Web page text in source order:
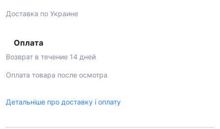
Доставка по Украине
Оплата
Возврат в течение 14 дней
Оплата товара после осмотра
Детальніше про доставку і оплату